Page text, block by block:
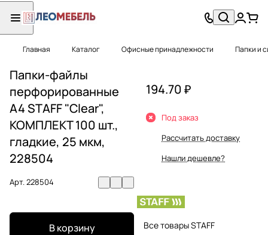
Главная Каталог Офисные принадлежности Папки и
Папки-файлы
перфорированные
А4 STAFF "Clear",
КОМПЛЕКТ 100 шт.,
гладкие, 25 мкм,
228504
Арт.228504
В корзину
194.70 ₽
Под заказ
Рассчитать доставку
Нашли дешевле?
Все товары STAFF